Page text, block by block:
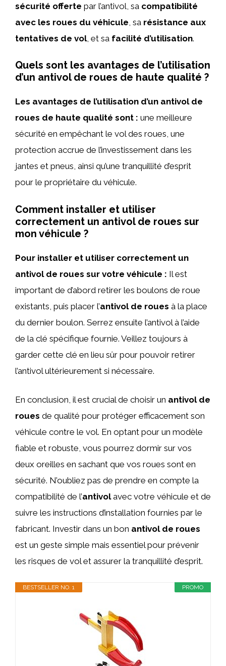
sécurité offerte par l’antivol, sa compatibilité
avec les roues du véhicule , sa résistance aux
tentatives de vol, et sa facilité d’utilisation.
Quels sont les avantages de l’utilisation
d’un antivol de roues de haute qualité ?
Les avantages de l’utilisation d’un antivol de
roues de haute qualité sont : une meilleure
sécurité en empêchant le vol des roues, une
protection accrue de l’investissement dans les
jantes et pneus, ainsi qu’une tranquillité d’esprit
pour le propriétaire du véhicule.
Comment installer et utiliser
correctement un antivol de roues sur
mon véhicule ?
Pour installer et utiliser correctement un
antivol de roues sur votre véhicule : Il est
important de d’abord retirer les boulons de roue
existants, puis placer l’antivol de roues à la place
du dernier boulon. Serrez ensuite l’antivol à l’aide
de la clé spécifique fournie. Veillez toujours à
garder cette clé en lieu sûr pour pouvoir retirer
l’antivol ultérieurement si nécessaire.
En conclusion, il est crucial de choisir un antivol de
roues de qualité pour protéger efficacement son
véhicule contre le vol. En optant pour un modèle
fiable et robuste, vous pourrez dormir sur vos
deux oreilles en sachant que vos roues sont en
sécurité. N’oubliez pas de prendre en compte la
compatibilité de l’antivolavec votre véhicule et de
suivre les instructions d’installation fournies par le
fabricant. Investir dans un bon antivol de roues
est un geste simple mais essentiel pour prévenir
les risques de vol et assurer la tranquillité d’esprit.
PROMO
BESTSELLER NO. 1